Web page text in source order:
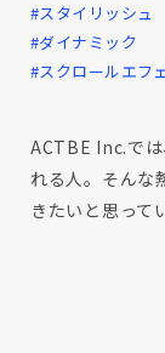
#スタイリッシュ
#ダイナミック
#スクロールエフ
ACTBE Inc.で
れる人。そんな
きたいと思って